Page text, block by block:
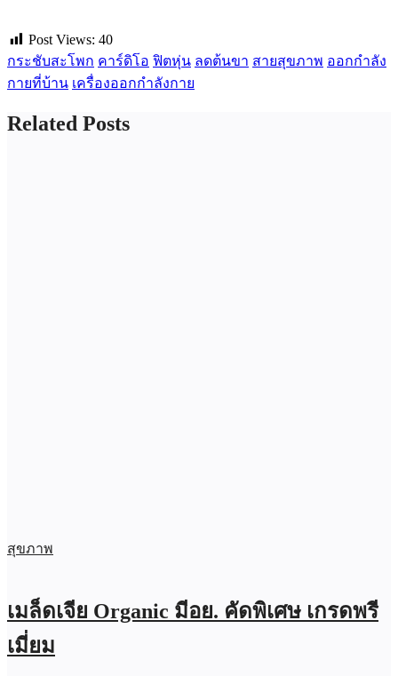
Post Views: 40
กระชับสะโพก คาร์ดิโอ ฟิตหุ่น ลดต้นขา สายสุขภาพ ออกกำลัง
กายที่บ้าน เครื่องออกกำลังกาย
Related Posts
สุขภาพ
เมล็ดเจีย Organic มีอย. คัดพิเศษ เกรดพรี
เมี่ยม